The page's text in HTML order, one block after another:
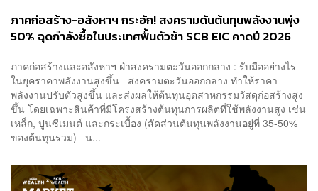
ภาคก่อสร้าง-อสังหาฯ กระอัก! สงครามดันต้นทุนพลังงานพุ่ง
50% ฉุดกำลังซื้อในประเทศฟื้นตัวช้า SCB EIC คาดปี 2026
ภาคก่อสร้างและอสังหาฯ ฝ่าสงครามตะวันออกกลาง : รับมืออย่างไร
ในยุคราคาพลังงานสูงขึ้น สงครามตะวันออกกลาง ทำให้ราคา
พลังงานปรับตัวสูงขึ้น และส่งผลให้ต้นทุนอุตสาหกรรมวัสดุก่อสร้างสูง
ขึ้น โดยเฉพาะสินค้าที่มีโครงสร้างต้นทุนการผลิตที่ใช้พลังงานสูง เช่น
เหล็ก, ปูนซีเมนต์ และกระเบื้อง (สัดส่วนต้นทุนพลังงานอยู่ที่ 35-50%
ของต้นทุนรวม) น...